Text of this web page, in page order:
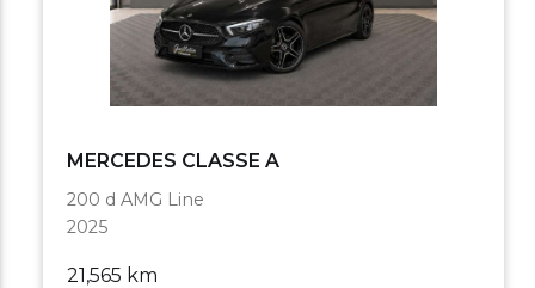
MERCEDES CLASSE A
200 d AMG Line
2025
21,565 km